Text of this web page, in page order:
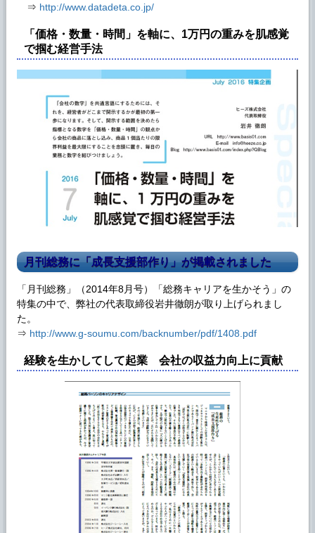
⇒ http://www.datadeta.co.jp/
「価格・数量・時間」を軸に、1万円の重みを肌感覚
で掴む経営手法
月刊総務に「成長支援部作り」が掲載されました
「月刊総務」（2014年8月号）「総務キャリアを生かそう」の
特集の中で、弊社の代表取締役岩井徹朗が取り上げられまし
た。
⇒ http://www.g-soumu.com/backnumber/pdf/1408.pdf
経験を生かしてして起業 会社の収益力向上に貢献